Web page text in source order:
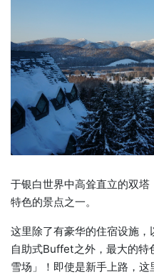
于银白世界中高耸直立的双
特色的景点之一。
这里除了有豪华的住宿设施
自助式Buffet之外，最大的特
雪场」！即使是新手上路，